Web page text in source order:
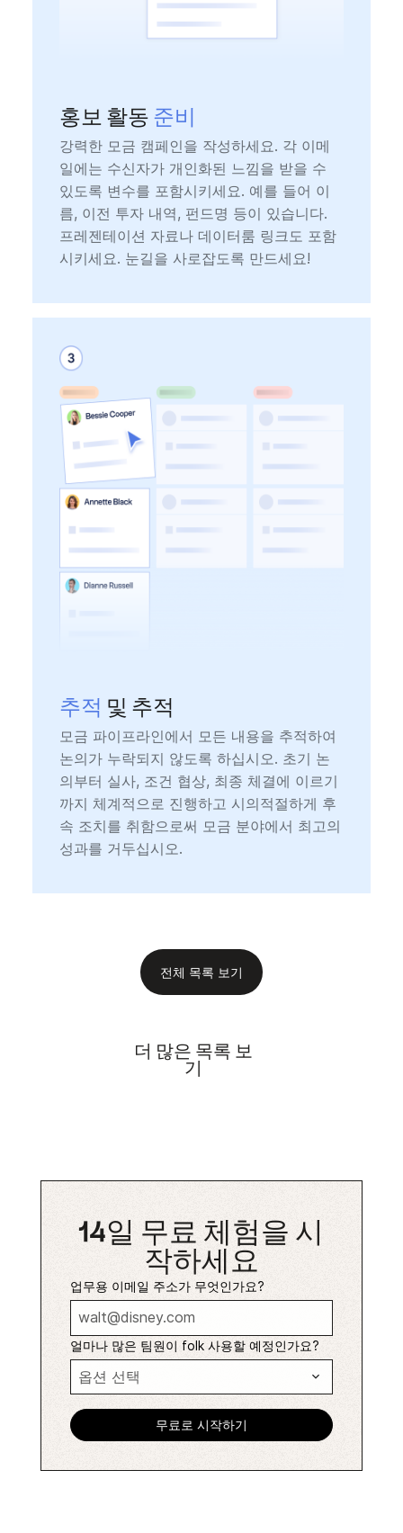
홍보 활동 준비
강력한 모금 캠페인을 작성하세요. 각 이메
일에는 수신자가 개인화된 느낌을 받을 수
있도록 변수를 포함시키세요. 예를 들어 이
름, 이전 투자 내역, 펀드명 등이 있습니다.
프레젠테이션 자료나 데이터룸 링크도 포함
시키세요. 눈길을 사로잡도록 만드세요!
추적 및 추적
모금 파이프라인에서 모든 내용을 추적하여
논의가 누락되지 않도록 하십시오. 초기 논
의부터 실사, 조건 협상, 최종 체결에 이르기
까지 체계적으로 진행하고 시의적절하게 후
속 조치를 취함으로써 모금 분야에서 최고의
성과를 거두십시오.
전체 목록 보기
더 많은 목록 보
기
14일 무료 체험을 시
작하세요
업무용 이메일 주소가 무엇인가요?
얼마나 많은 팀원이 folk 사용할 예정인가요?